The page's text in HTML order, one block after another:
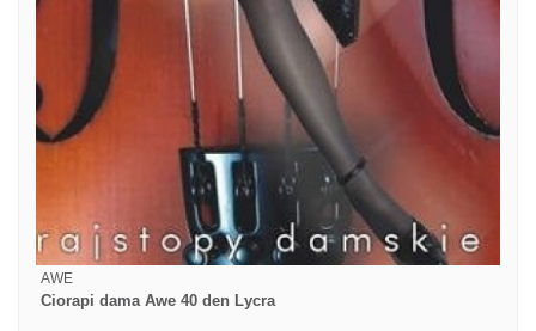
AWE
Ciorapi dama Awe 40 den Lycra